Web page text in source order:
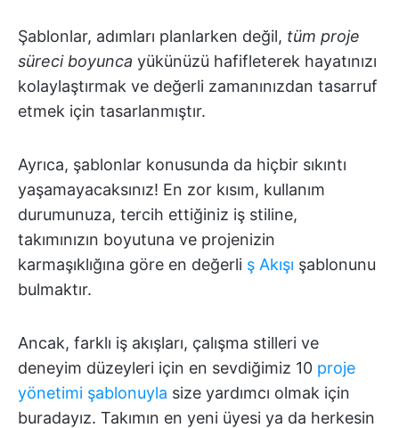
Şablonlar, adımları planlarken değil, tüm proje
süreci boyunca yükünüzü hafifleterek hayatınızı
kolaylaştırmak ve değerli zamanınızdan tasarruf
etmek için tasarlanmıştır.
Ayrıca, şablonlar konusunda da hiçbir sıkıntı
yaşamayacaksınız! En zor kısım, kullanım
durumunuza, tercih ettiğiniz iş stiline,
takımınızın boyutuna ve projenizin
karmaşıklığına göre en değerli ş Akışı şablonunu
bulmaktır.
Ancak, farklı iş akışları, çalışma stilleri ve
deneyim düzeyleri için en sevdiğimiz 10 proje
yönetimi şablonuyla size yardımcı olmak için
buradayız. Takımın en yeni üyesi ya da herkesin